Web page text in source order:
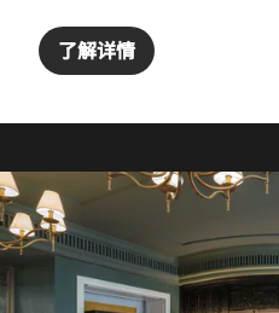
了解详情
欢聚一堂
The